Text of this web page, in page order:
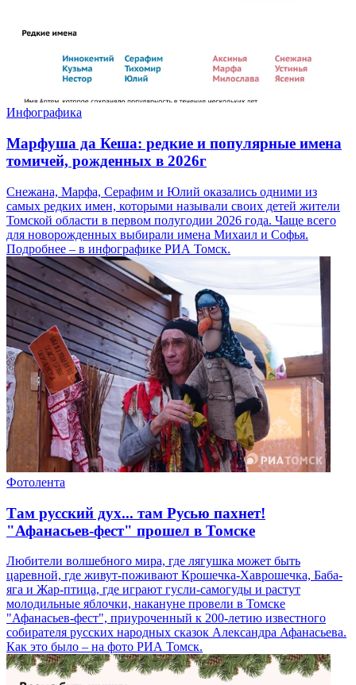
Инфографика
Марфуша да Кеша: редкие и популярные имена
томичей, рожденных в 2026г
Снежана, Марфа, Серафим и Юлий оказались одними из
самых редких имен, которыми называли своих детей жители
Томской области в первом полугодии 2026 года. Чаще всего
для новорожденных выбирали имена Михаил и Софья.
Подробнее – в инфографике РИА Томск.
Фотолента
Там русский дух... там Русью пахнет!
"Афанасьев-фест" прошел в Томске
Любители волшебного мира, где лягушка может быть
царевной, где живут-поживают Крошечка-Хаврошечка, Баба-
яга и Жар-птица, где играют гусли-самогуды и растут
молодильные яблочки, накануне провели в Томске
"Афанасьев-фест", приуроченный к 200-летию известного
собирателя русских народных сказок Александра Афанасьева.
Как это было – на фото РИА Томск.